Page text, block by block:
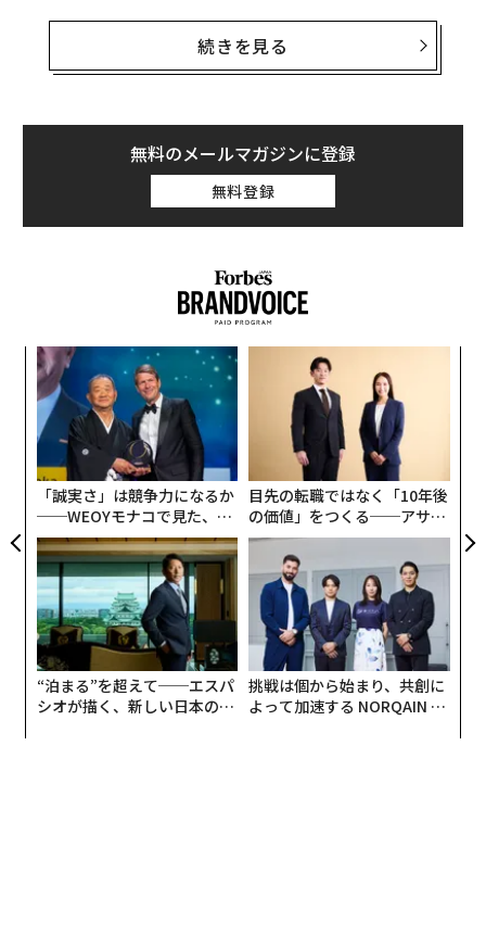
マスク主導の米政府職員解雇で、米経済と市場のリスク増大 エコノミス
SNS/ソーシャルメディア
イーロン・マスク
TikTok
advertisement
TikTokは現在、米国においてアップルのアップストアと
グーグルのGoogle Playストアの両方で利用可能になっ
ている。ブルームバーグによると、アップルは司法省か
いう。
アップルは、米国で施行された禁止法を受けて、グーグ
ルと並んでストアからTikTokを削除していた。
続きを見る
無料のメールマガジンに登録
無料登録
「誠実さ」は競争力になるか
──WEOYモナコで見た、く
ら寿司の経営哲学
目先の転職ではなく「10年後
の価値」をつくる──アサイ
ンの長期伴走型支援とは
“泊まる”を超えて──エスパ
シオが描く、新しい日本のラ
挑戦は個から始まり、共創に
よって加速する NORQAIN JA